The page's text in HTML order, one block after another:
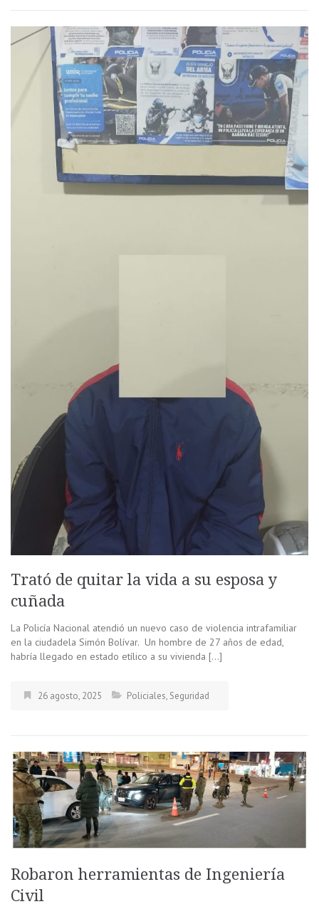
Trató de quitar la vida a su esposa y
cuñada
La Policía Nacional atendió un nuevo caso de violencia intrafamiliar
en la ciudadela Simón Bolívar. Un hombre de 27 años de edad,
habría llegado en estado etílico a su vivienda […]
26 agosto, 2025 Policiales, Seguridad
Robaron herramientas de Ingeniería
Civil